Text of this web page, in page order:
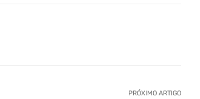
PRÓXIMO ARTIGO